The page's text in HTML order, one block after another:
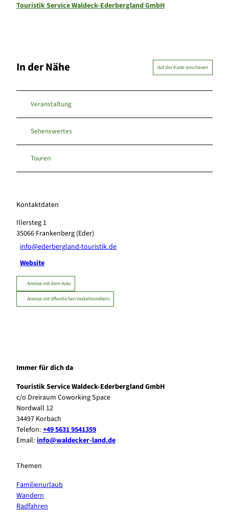
Touristik Service Waldeck-Ederbergland GmbH
In der Nähe Auf der Karte anschauen
Veranstaltung
Sehenswertes
Touren
Kontaktdaten
Illersteg 1
35066 Frankenberg (Eder)
info@ederbergland-touristik.de
Website
Anreise mit dem Auto
Anreise mit öffentlichen Verkehrsmitteln
Immer für dich da
Touristik Service Waldeck-Ederbergland GmbH
c/o Dreiraum Coworking Space
Nordwall 12
34497 Korbach
Telefon: +49 5631 9541359
Email: info@waldecker-land.de
Themen
Familienurlaub
Wandern
Radfahren